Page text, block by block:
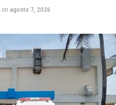
on agosto 7, 2026